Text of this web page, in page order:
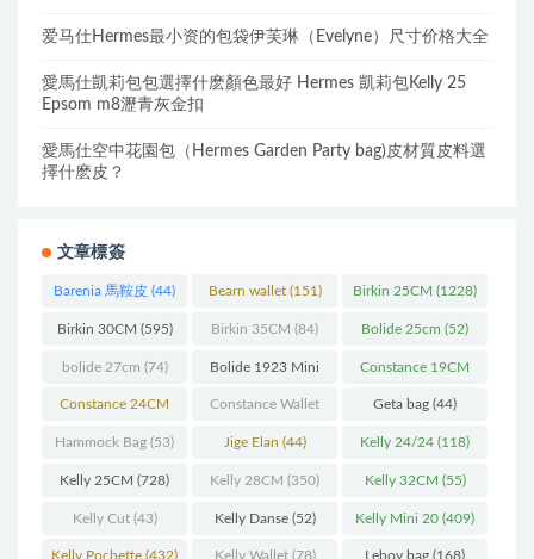
爱马仕Hermes最小资的包袋伊芙琳（Evelyne）尺寸价格大全
愛馬仕凱莉包包選擇什麽顏色最好 Hermes 凱莉包Kelly 25
Epsom m8瀝青灰金扣
愛馬仕空中花園包（Hermes Garden Party bag)皮材質皮料選
擇什麽皮？
文章標簽
Barenia 馬鞍皮 (44) Bearn wallet(151) Birkin 25CM (1228)
Birkin 30CM (595) Birkin 35CM (84) Bolide 25cm (52)
bolide 27cm (74) Bolide 1923 Mini
(93)
Constance 19CM
(571)
Constance 24CM
(216)
Constance Wallet
(60)
Geta bag (44)
Hammock Bag (53) Jige Elan (44) Kelly 24/24 (118)
Kelly 25CM (728) Kelly 28CM (350) Kelly 32CM (55)
Kelly Cut(43) Kelly Danse(52) Kelly Mini 20 (409)
Kelly Pochette (432) Kelly Wallet(78) Leboy bag (168)